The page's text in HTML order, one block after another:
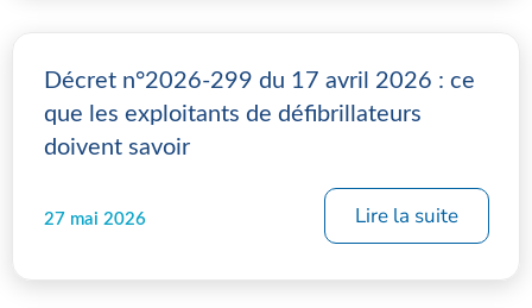
Décret n°2026-299 du 17 avril 2026 : ce
que les exploitants de défibrillateurs
doivent savoir
27 mai 2026 Lire la suite